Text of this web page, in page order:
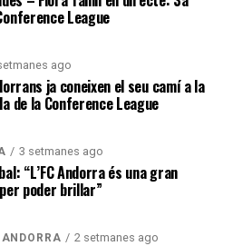
League
ago
ja coneixen el seu camí a la
de la Conference League
3 setmanes ago
“L’FC Andorra és una gran
poder brillar”
2 setmanes ago